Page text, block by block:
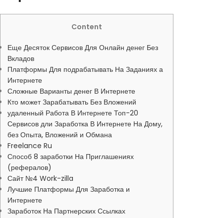
Content
Еще Десяток Сервисов Для Онлайн денег Без
Вкладов
Платформы Для подрабатывать На Заданиях а
Интернете
Сложные Варианты денег В Интернете
Кто может Зарабатывать Без Вложений
удаленный Работа В Интернете Топ-20
Сервисов дли Заработка В Интернете На Дому,
без Опыта, Вложений и Обмана
Freelance Ru
Способ 8 заработки На Приглашениях
(рефералов)
Сайт №4 Work-zilla
Лучшие Платформы Для Заработка и
Интернете
Заработок На Партнерских Ссылках